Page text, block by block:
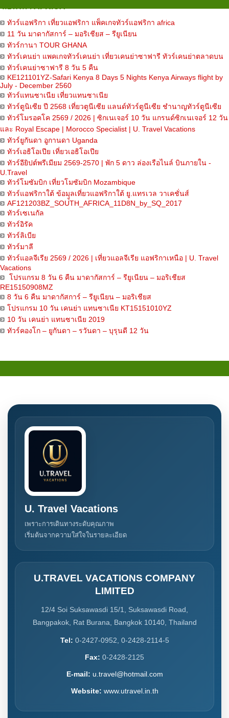
ทัวร์แอฟริกา เที่ยวแอฟริกา แพ็คเกจทัวร์แอฟริกา africa
11 วัน มาดากัสการ์ – มอริเชียส – รียูเนียน
ทัวร์กานา TOUR GHANA
ทัวร์เคนย่า แพคเกจทัวร์เคนย่า เที่ยวเคนย่าซาฟารี ทัวร์เคนย่าตลาดบน
ทัวร์เคนย่าซาฟารี 8 วัน 5 คืน
KE121101YZ-Safari Kenya 8 Days 5 Nights Kenya Airways flight by
July - December 2560
ทัวร์แทนซาเนีย เที่ยวแทนซาเนีย
ทัวร์ตูนิเซีย ปี 2568 เที่ยวตูนีเซีย แลนด์ทัวร์ตูนีเซีย ชำนาญทัวร์ตูนีเซีย
ทัวร์โมรอคโค 2569 / 2026 | ซิกเนเจอร์ 10 วัน แกรนด์ซิกเนเจอร์ 12 วัน
และ Royal Escape | Morocco Specialist | U. Travel Vacations
ทัวร์ยูกันดา อูกานดา Uganda
ทัวร์เอธิโอเปีย เที่ยวเอธิโอเปีย
ทัวร์อียิปต์พรีเมียม 2569-2570 | พัก 5 ดาว ล่องเรือไนล์ บินภายใน -
U.Travel
ทัวร์โมซัมบิก เที่ยวโมซัมบิก Mozambique
ทัวร์แอฟริกาใต้ ข้อมุูลเที่ยวแอฟริกาใต้ ยู.แทรเวล วาเคชั่นส์
AF121203BZ_SOUTH_AFRICA_11D8N_by_SQ_2017
ทัวร์เซเนกัล
ทัวร์อิรัค
ทัวร์ลิเบีย
ทัวร์มาลี
ทัวร์แอลจีเรีย 2569 / 2026 | เที่ยวแอลจีเรีย แอฟริกาเหนือ | U. Travel
Vacations
โปรแกรม 8 วัน 6 คืน มาดากัสการ์ – รียูเนียน – มอริเชียส
RE15150908MZ
8 วัน 6 คืน มาดากัสการ์ – รียูเนียน – มอริเชียส
โปรแกรม 10 วัน เคนย่า แทนซาเนีย KT15151010YZ
10 วัน เคนย่า แทนซาเนีย 2019
ทัวร์คองโก – ยูกันดา – รวันดา – บุรุนดี 12 วัน
U. Travel Vacations
เพราะการเดินทางระดับคุณภาพ
เริ่มต้นจากความใส่ใจในรายละเอียด
U.TRAVEL VACATIONS COMPANY
LIMITED
12/4 Soi Suksawasdi 15/1, Suksawasdi Road,
Bangpakok, Rat Burana, Bangkok 10140, Thailand
Tel: 0-2427-0952, 0-2428-2114-5
Fax: 0-2428-2125
E-mail: u.travel@hotmail.com
Website: www.utravel.in.th